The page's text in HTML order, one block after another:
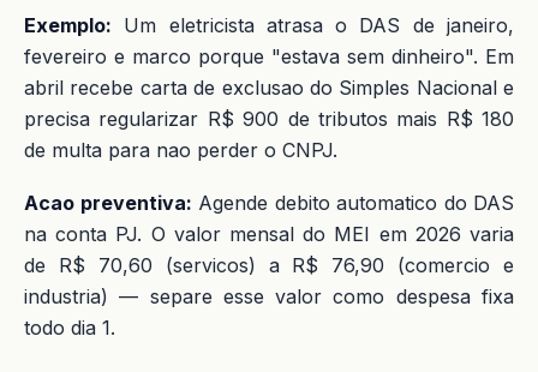
Exemplo: Um eletricista atrasa o DAS de janeiro,
fevereiro e marco porque "estava sem dinheiro". Em
abril recebe carta de exclusao do Simples Nacional e
precisa regularizar R$ 900 de tributos mais R$ 180
de multa para nao perder o CNPJ.
Acao preventiva: Agende debito automatico do DAS
na conta PJ. O valor mensal do MEI em 2026 varia
de R$ 70,60 (servicos) a R$ 76,90 (comercio e
industria) — separe esse valor como despesa fixa
todo dia 1.